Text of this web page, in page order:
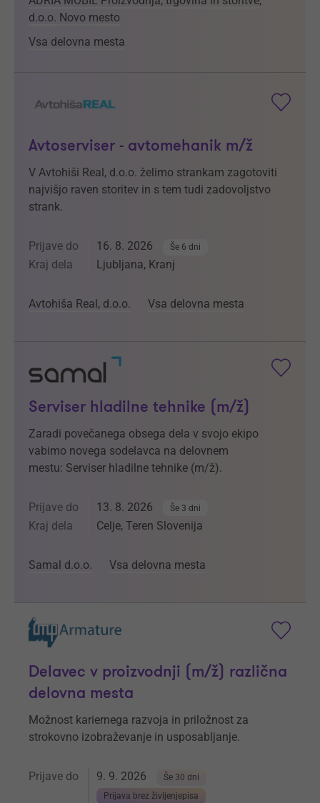
d.o.o. Novo mesto
Vsa delovna mesta
Avtoserviser - avtomehanik m/ž
V Avtohiši Real, d.o.o. želimo strankam zagotoviti
najvišjo raven storitev in s tem tudi zadovoljstvo
strank.
Prijave do 16. 8. 2026 Še 6 dni
Kraj dela Ljubljana, Kranj
Avtohiša Real, d.o.o. Vsa delovna mesta
Serviser hladilne tehnike (m/ž)
Zaradi povečanega obsega dela v svojo ekipo
vabimo novega sodelavca na delovnem
mestu: Serviser hladilne tehnike (m/ž).
Prijave do 13. 8. 2026 Še 3 dni
Kraj dela Celje, Teren Slovenija
Samal d.o.o. Vsa delovna mesta
Delavec v proizvodnji (m/ž) različna
delovna mesta
Možnost kariernega razvoja in priložnost za
strokovno izobraževanje in usposabljanje.
Prijave do 9. 9. 2026
Še 30 dni
Prijava brez življenjepisa